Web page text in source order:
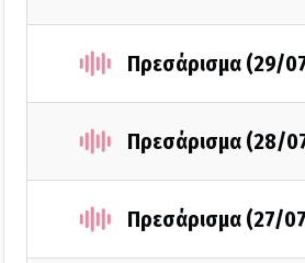
Πρεσάρισμα (29/
Πρεσάρισμα (28/
Πρεσάρισμα (27/